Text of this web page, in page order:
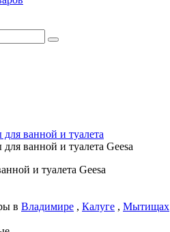
для ванной и туалета
ванной и туалета Geesa
и туалета Geesa
в Владимире , Калуге , Мытищах